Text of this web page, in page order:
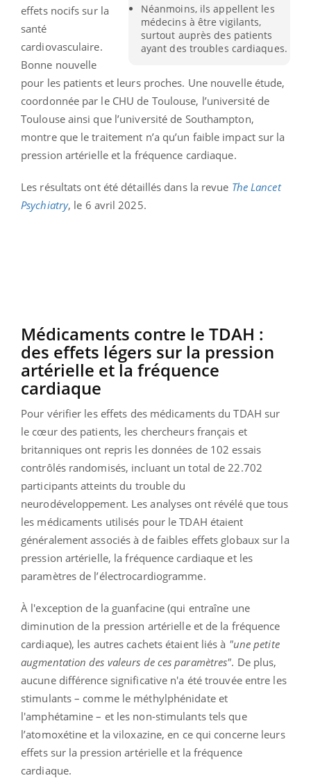
Néanmoins, ils appellent les
médecins à être vigilants,
surtout auprès des patients
ayant des troubles cardiaques.
effets nocifs sur la
santé
cardiovasculaire.
Bonne nouvelle
pour les patients et leurs proches. Une nouvelle étude,
coordonnée par le CHU de Toulouse, l’université de
Toulouse ainsi que l’université de Southampton,
montre que le traitement n’a qu’un faible impact sur la
pression artérielle et la fréquence cardiaque.
Les résultats ont été détaillés dans la revue The Lancet
Psychiatry, le 6 avril 2025.
Médicaments contre le TDAH :
des effets légers sur la pression
artérielle et la fréquence
cardiaque
Pour vérifier les effets des médicaments du TDAH sur
le cœur des patients, les chercheurs français et
britanniques ont repris les données de 102 essais
contrôlés randomisés, incluant un total de 22.702
participants atteints du trouble du
neurodéveloppement. Les analyses ont révélé que tous
les médicaments utilisés pour le TDAH étaient
généralement associés à de faibles effets globaux sur la
pression artérielle, la fréquence cardiaque et les
paramètres de l’électrocardiogramme.
À l'exception de la guanfacine (qui entraîne une
diminution de la pression artérielle et de la fréquence
cardiaque), les autres cachets étaient liés à "une petite
augmentation des valeurs de ces paramètres". De plus,
aucune différence significative n'a été trouvée entre les
stimulants – comme le méthylphénidate et
l'amphétamine – et les non-stimulants tels que
l’atomoxétine et la viloxazine, en ce qui concerne leurs
effets sur la pression artérielle et la fréquence
cardiaque.